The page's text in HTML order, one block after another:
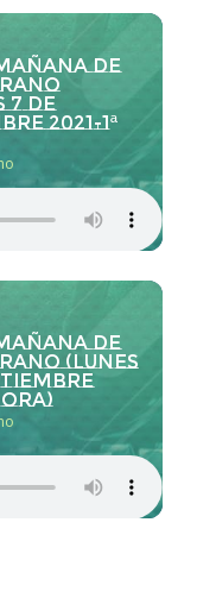
de
7 de
2021-1ª
de
(lunes